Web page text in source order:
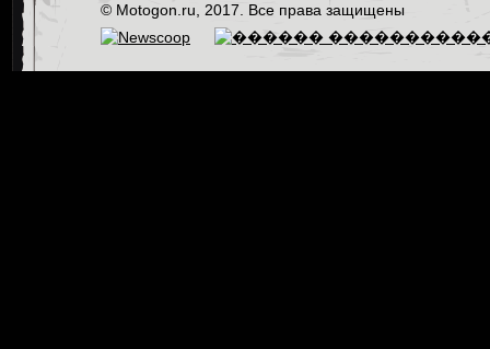
© Motogon.ru, 2017. Все права защищены